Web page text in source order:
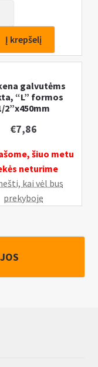
Į krepšelį
galvutėms
“L” formos
2”x450mm
€7,86
šiuo metu
neturime
kai vėl bus
prekyboje